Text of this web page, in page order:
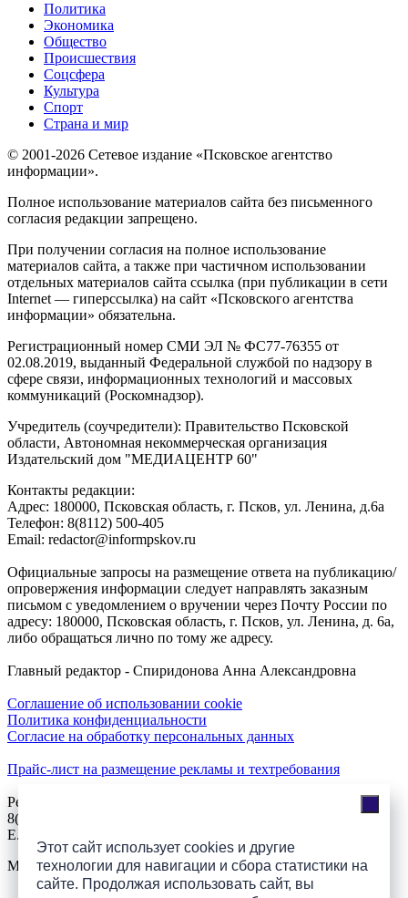
Этот сайт использует cookies и другие
технологии для навигации и сбора статистики на
сайте. Продолжая использовать сайт, вы
Политика
Экономика
Общество
Происшествия
Соцсфера
Культура
Спорт
Страна и мир
© 2001-2026 Сетевое издание «Псковское агентство
информации».
Полное использование материалов сайта без письменного
согласия редакции запрещено.
При получении согласия на полное использование
материалов сайта, а также при частичном использовании
отдельных материалов сайта ссылка (при публикации в сети
Internet — гиперссылка) на сайт «Псковского агентства
информации» обязательна.
Регистрационный номер СМИ ЭЛ № ФС77-76355 от
02.08.2019, выданный Федеральной службой по надзору в
сфере связи, информационных технологий и массовых
коммуникаций (Роскомнадзор).
Учредитель (соучредители): Правительство Псковской
области, Автономная некоммерческая организация
Издательский дом "МЕДИАЦЕНТР 60"
Контакты редакции:
Адреc: 180000, Псковская область, г. Псков, ул. Ленина, д.6а
Телефон: 8(8112) 500-405
Email: redactor@informpskov.ru
Официальные запросы на размещение ответа на публикацию/
опровержения информации следует направлять заказным
письмом с уведомлением о вручении через Почту России по
адресу: 180000, Псковская область, г. Псков, ул. Ленина, д. 6а,
либо обращаться лично по тому же адресу.
Главный редактор - Спиридонова Анна Александровна
Соглашение об использовании cookie
Политика конфиденциальности
Согласие на обработку персональных данных
Прайс-лист на размещение рекламы и техтребования
Реклама на сайте
8(921)508-52-62, телефон 8(8112) 500-131
E.Sezeikina@mhpsk.ru
Меню